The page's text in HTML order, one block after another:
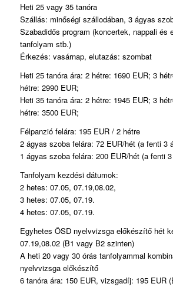
Heti 25 vagy 35 tanóra
Szállás: minőségi szállodában, 3 ágyas
Szabadidős program (koncertek, nappali és
tanfolyam stb.)
Érkezés: vasárnap, elutazás: szombat
Heti 25 tanóra ára: 2 hétre: 1690 EUR; 3
hétre: 2990 EUR;
Heti 35 tanóra ára: 2 hétre: 1945 EUR; 3
hétre: 3500 EUR;
Félpanzió felára: 195 EUR / 2 hétre
2 ágyas szoba felára: 72 EUR/hét (a fenti 3
1 ágyas szoba felára: 200 EUR/hét (a fenti
Tanfolyam kezdési dátumok:
2 hetes: 07.05, 07.19,08.02,
3 hetes: 07.05, 07.19.
4 hetes: 07.05, 07.19.
Egyhetes ÖSD nyelvvizsga előkészítő hét
07.19,08.02 (B1 vagy B2 szinten)
A heti 20 vagy 30 órás tanfolyammal
nyelvvizsga előkészítő
6 tanóra ára: 150 EUR, vizsgadíj: 195 EUR